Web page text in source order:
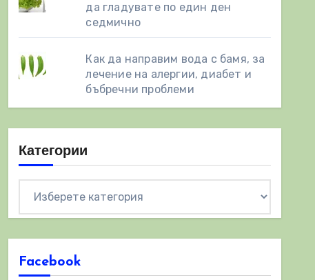
да гладувате по един ден
седмично
Как да направим вода с бамя, за
лечение на алергии, диабет и
бъбречни проблеми
Категории
Facebook